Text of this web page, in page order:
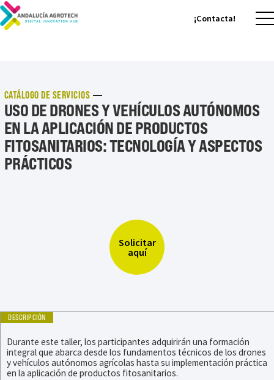
¡Contacta!
CATÁLOGO DE SERVICIOS
USO DE DRONES Y VEHÍCULOS AUTÓNOMOS
EN LA APLICACIÓN DE PRODUCTOS
FITOSANITARIOS: TECNOLOGÍA Y ASPECTOS
PRÁCTICOS
Solicitar
aquí
Durante este taller, los participantes adquirirán una formación
integral que abarca desde los fundamentos técnicos de los drones
y vehículos autónomos agrícolas hasta su implementación práctica
en la aplicación de productos fitosanitarios.
DESCRIPCIÓN